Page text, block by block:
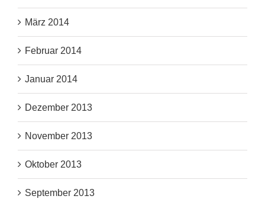
März 2014
Februar 2014
Januar 2014
Dezember 2013
November 2013
Oktober 2013
September 2013